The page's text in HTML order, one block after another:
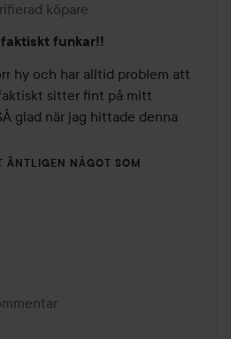
köpare
funkar!!
hy och har alltid problem att
sitter fint på mitt
glad när jag hittade denna
ÄNTLIGEN NÅGOT SOM